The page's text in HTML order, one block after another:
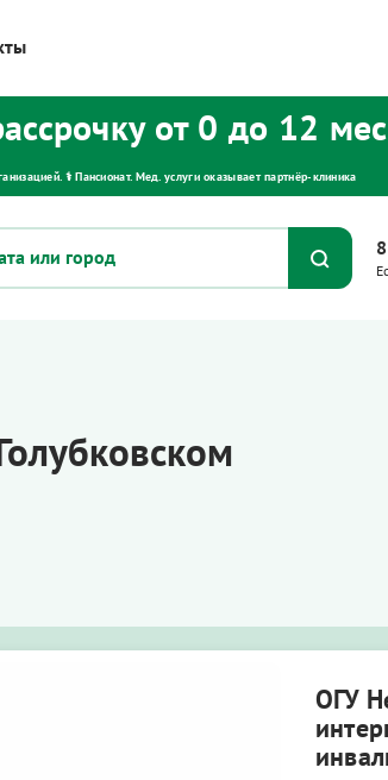
от 0 до 12
⚕ Пансионат. Мед. услуги оказывает партнёр‑клиника
ОГУ